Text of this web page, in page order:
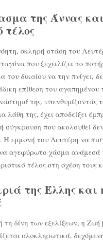
της Άννας
τέλος
σκληρή στάση του
που ξεχειλίζει το
του δικαίου να την πνίγει,
επίθεση του
της, υπενθυμίζοντάς
λάθη της, έχει αποδείξει
σύγκρουση που ακολουθεί
Η εμμονή του Λευτέρη να
αγεφύρωτο χάσμα ανάμεσά
τέλος στη σχέση τους
της Έλλης και
δίνη των εξελίξεων, η Ζωή
ολοκληρωτικά,